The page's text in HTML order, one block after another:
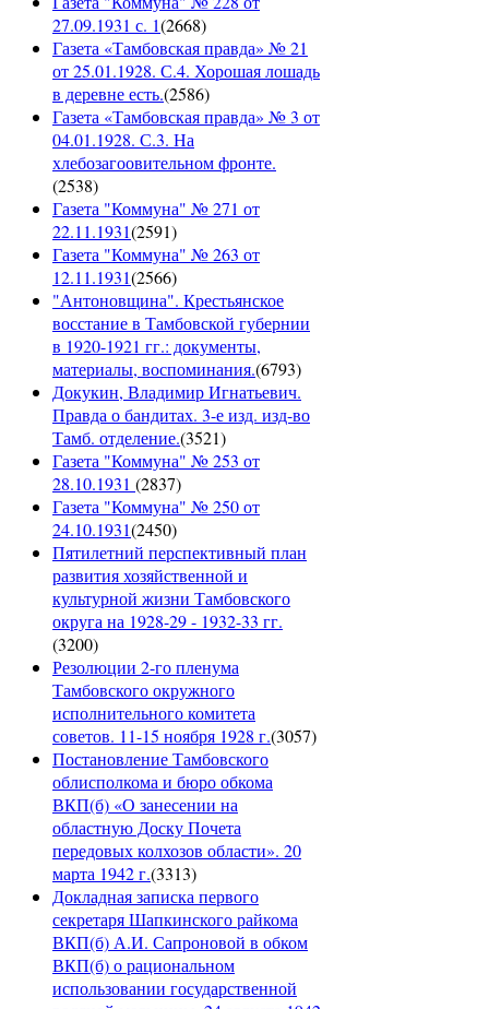
27.09.1931 с. 1(2668)
Газета «Тамбовская правда» № 21
от 25.01.1928. С.4. Хорошая лошадь
в деревне есть.(2586)
Газета «Тамбовская правда» № 3 от
04.01.1928. С.3. На
хлебозагоовительном фронте.
(2538)
Газета "Коммуна" № 271 от
22.11.1931(2591)
Газета "Коммуна" № 263 от
12.11.1931(2566)
"Антоновщина". Крестьянское
восстание в Тамбовской губернии
в 1920-1921 гг.: документы,
материалы, воспоминания.(6793)
Докукин, Владимир Игнатьевич.
Правда о бандитах. 3-е изд. изд-во
Тамб. отделение.(3521)
Газета "Коммуна" № 253 от
28.10.1931 (2837)
Газета "Коммуна" № 250 от
24.10.1931(2450)
Пятилетний перспективный план
развития хозяйственной и
культурной жизни Тамбовского
округа на 1928-29 - 1932-33 гг.
(3200)
Резолюции 2-го пленума
Тамбовского окружного
исполнительного комитета
советов. 11-15 ноября 1928 г.(3057)
Постановление Тамбовского
облисполкома и бюро обкома
ВКП(б) «О занесении на
областную Доску Почета
передовых колхозов области». 20
марта 1942 г.(3313)
Докладная записка первого
секретаря Шапкинского райкома
ВКП(б) А.И. Сапроновой в обком
ВКП(б) о рациональном
использовании государственной